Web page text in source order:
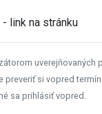
- link na stránku
si vopred
sa prihlásiť vopred.